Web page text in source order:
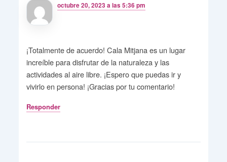
octubre 20, 2023 a las 5:36 pm
¡Totalmente de acuerdo! Cala Mitjana es un lugar
increíble para disfrutar de la naturaleza y las
actividades al aire libre. ¡Espero que puedas ir y
vivirlo en persona! ¡Gracias por tu comentario!
Responder